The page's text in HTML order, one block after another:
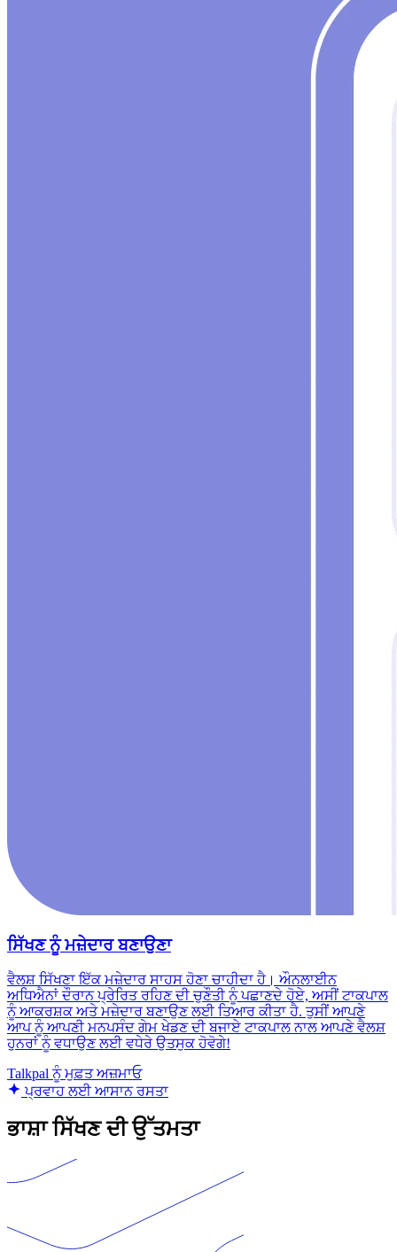
ਸਿੱਖਣ ਨੂੰ ਮਜ਼ੇਦਾਰ ਬਣਾਉਣਾ
ਵੈਲਸ਼ ਸਿੱਖਣਾ ਇੱਕ ਮਜ਼ੇਦਾਰ ਸਾਹਸ ਹੋਣਾ ਚਾਹੀਦਾ ਹੈ। ਔਨਲਾਈਨ
ਅਧਿਐਨਾਂ ਦੌਰਾਨ ਪ੍ਰੇਰਿਤ ਰਹਿਣ ਦੀ ਚੁਣੌਤੀ ਨੂੰ ਪਛਾਣਦੇ ਹੋਏ, ਅਸੀਂ ਟਾਕਪਾਲ
ਨੂੰ ਆਕਰਸ਼ਕ ਅਤੇ ਮਜ਼ੇਦਾਰ ਬਣਾਉਣ ਲਈ ਤਿਆਰ ਕੀਤਾ ਹੈ. ਤੁਸੀਂ ਆਪਣੇ
ਆਪ ਨੂੰ ਆਪਣੀ ਮਨਪਸੰਦ ਗੇਮ ਖੇਡਣ ਦੀ ਬਜਾਏ ਟਾਕਪਾਲ ਨਾਲ ਆਪਣੇ ਵੈਲਸ਼
ਹੁਨਰਾਂ ਨੂੰ ਵਧਾਉਣ ਲਈ ਵਧੇਰੇ ਉਤਸੁਕ ਹੋਵੋਗੇ!
Talkpal ਨੂੰ ਮੁਫ਼ਤ ਅਜ਼ਮਾਓ
ਪ੍ਰਵਾਹ ਲਈ ਆਸਾਨ ਰਸਤਾ
ਭਾਸ਼ਾ ਸਿੱਖਣ ਦੀ ਉੱਤਮਤਾ